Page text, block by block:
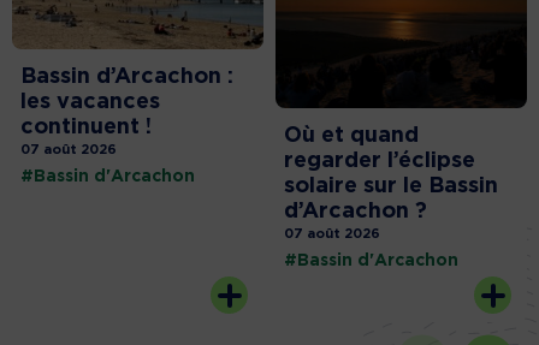
Bassin d’Arcachon :
les vacances
continuent !
07 août 2026
#Bassin d'Arcachon
Où et quand
regarder l’éclipse
solaire sur le Bassin
d’Arcachon ?
07 août 2026
#Bassin d'Arcachon